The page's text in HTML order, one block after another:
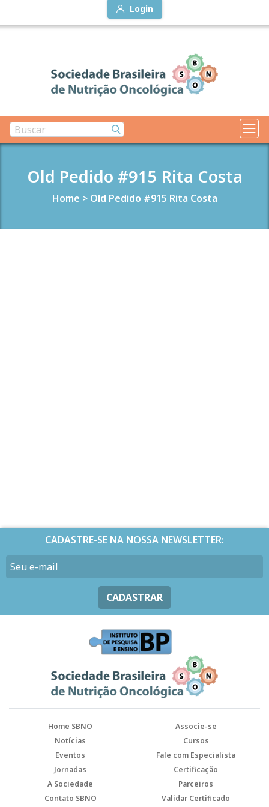
Login
Old Pedido #915 Rita Costa
Home > Old Pedido #915 Rita Costa
CADASTRE-SE NA NOSSA NEWSLETTER:
CADASTRAR
Home SBNO
Associe-se
Notícias
Cursos
Eventos
Fale com Especialista
Jornadas
Certificação
A Sociedade
Parceiros
Contato SBNO
Validar Certificado